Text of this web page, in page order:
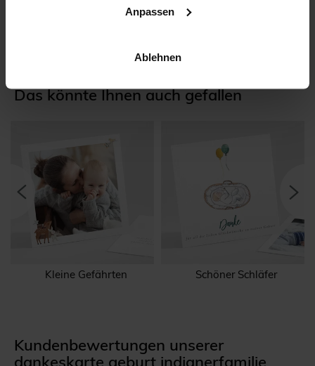
Anpassen
Ablehnen
Flaschenetikett Geburt
Das könnte Ihnen auch gefallen
Kleine Gefährten Schöner Schläfer
Kundenbewertungen unserer
dankeskarte geburt indianerfamilie